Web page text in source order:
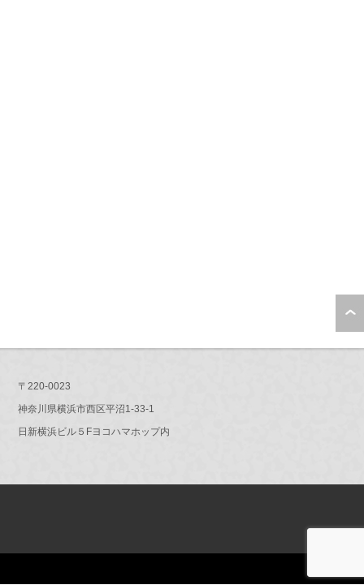
〒220-0023
神奈川県横浜市西区平沼1-33-1
日新横浜ビル５Fヨコハマホップ内